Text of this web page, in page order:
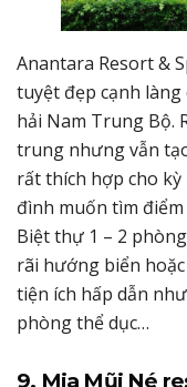
Anantara Resort &
tuyệt đẹp cạnh làng
hải Nam Trung Bộ.
trung nhưng vẫn
rất thích hợp cho
đình muốn tìm
Biệt thự 1 – 2
rãi hướng biển
tiện ích hấp dẫn
phòng thể dục…
9. Mia Mũi Né